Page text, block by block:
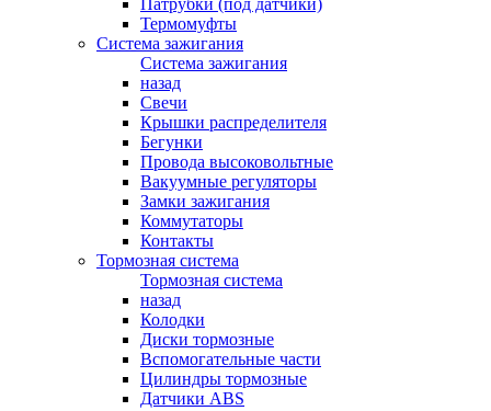
Патрубки (под датчики)
Термомуфты
Система зажигания
Система зажигания
назад
Свечи
Крышки распределителя
Бегунки
Провода высоковольтные
Вакуумные регуляторы
Замки зажигания
Коммутаторы
Контакты
Тормозная система
Тормозная система
назад
Колодки
Диски тормозные
Вспомогательные части
Цилиндры тормозные
Датчики ABS